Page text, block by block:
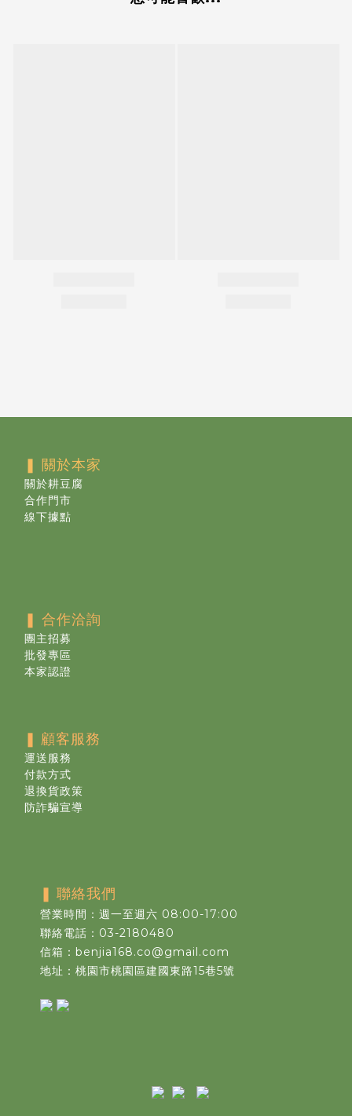
❚ 關於本家
關於耕豆腐
合作門市
線下據點
❚ 合作洽詢
團主招募
批發專區
本家認證
❚ 顧客服務
運送服務
付款方式
退換貨政策
防詐騙宣導
❚ 聯絡我們
營業時間：週一至週六 08:00-17:00
聯絡電話：03-2180480
信箱：benjia168.co@gmail.com
地址：桃園市桃園區建國東路15巷5號